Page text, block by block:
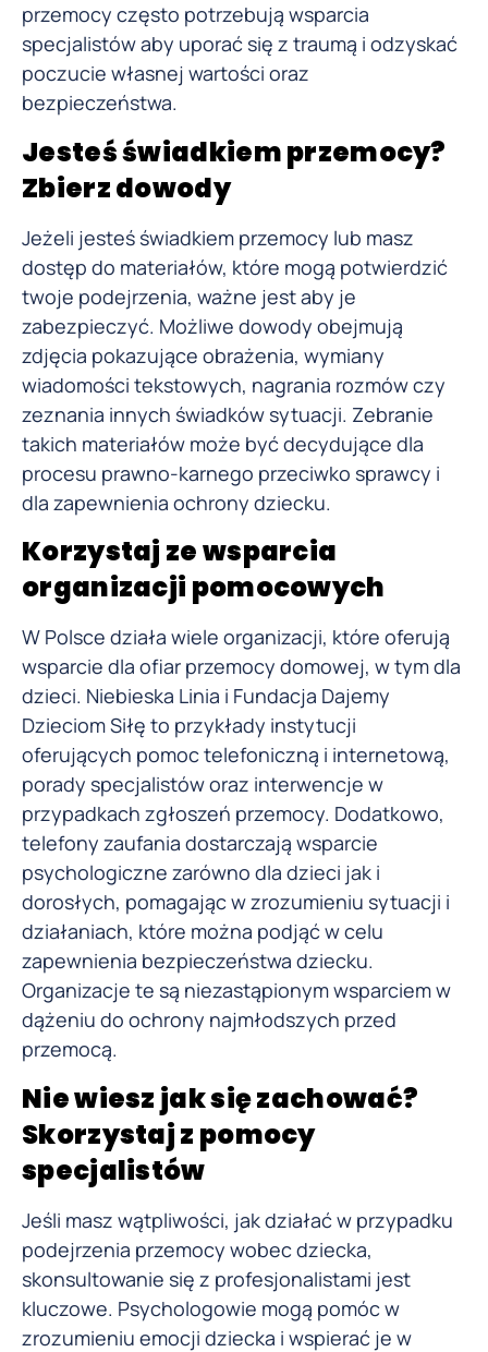
przemocy często potrzebują wsparcia
specjalistów aby uporać się z traumą i odzyskać
poczucie własnej wartości oraz
bezpieczeństwa.
Jesteś świadkiem przemocy?
Zbierz dowody
Jeżeli jesteś świadkiem przemocy lub masz
dostęp do materiałów, które mogą potwierdzić
twoje podejrzenia, ważne jest aby je
zabezpieczyć. Możliwe dowody obejmują
zdjęcia pokazujące obrażenia, wymiany
wiadomości tekstowych, nagrania rozmów czy
zeznania innych świadków sytuacji. Zebranie
takich materiałów może być decydujące dla
procesu prawno-karnego przeciwko sprawcy i
dla zapewnienia ochrony dziecku.
Korzystaj ze wsparcia
organizacji pomocowych
W Polsce działa wiele organizacji, które oferują
wsparcie dla ofiar przemocy domowej, w tym dla
dzieci. Niebieska Linia i Fundacja Dajemy
Dzieciom Siłę to przykłady instytucji
oferujących pomoc telefoniczną i internetową,
porady specjalistów oraz interwencje w
przypadkach zgłoszeń przemocy. Dodatkowo,
telefony zaufania dostarczają wsparcie
psychologiczne zarówno dla dzieci jak i
dorosłych, pomagając w zrozumieniu sytuacji i
działaniach, które można podjąć w celu
zapewnienia bezpieczeństwa dziecku.
Organizacje te są niezastąpionym wsparciem w
dążeniu do ochrony najmłodszych przed
przemocą.
Nie wiesz jak się zachować?
Skorzystaj z pomocy
specjalistów
Jeśli masz wątpliwości, jak działać w przypadku
podejrzenia przemocy wobec dziecka,
skonsultowanie się z profesjonalistami jest
kluczowe. Psychologowie mogą pomóc w
zrozumieniu emocji dziecka i wspierać je w